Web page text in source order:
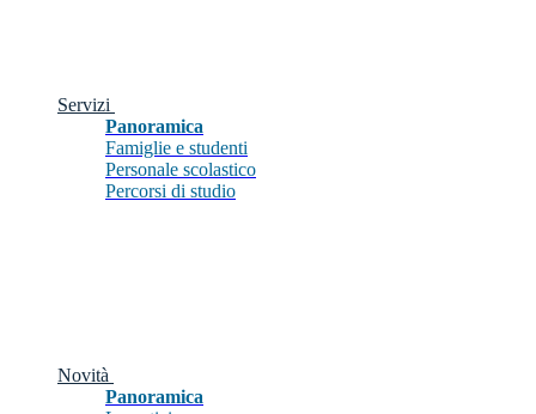
Servizi
Panoramica
Famiglie e studenti
Personale scolastico
Percorsi di studio
Novità
Panoramica